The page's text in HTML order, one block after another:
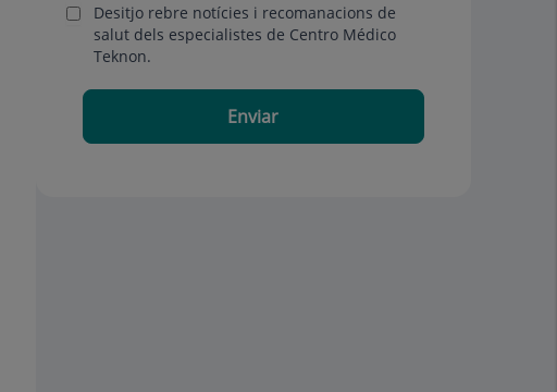
Desitjo rebre notícies i recomanacions de
salut dels especialistes de Centro Médico
Teknon.
Enviar